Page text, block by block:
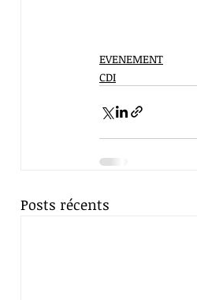
EVENEMENT
CDI
Posts récents